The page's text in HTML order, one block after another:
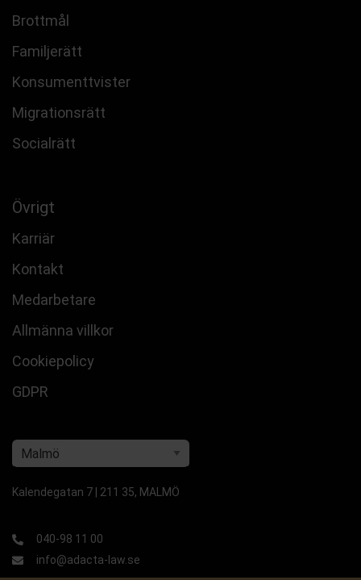
Brottmål
Familjerätt
Konsumenttvister
Migrationsrätt
Socialrätt
Övrigt
Karriär
Kontakt
Medarbetare
Allmänna villkor
Cookiepolicy
GDPR
Kalendegatan 7 | 211 35, MALMÖ
040-98 11 00
info@adacta-law.se